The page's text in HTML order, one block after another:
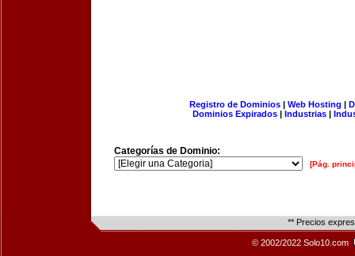
Registro de Dominios| Web Hosting |
Dominios Expirados | Industrias |
Categorías de Dominio:
[Pág.
** Precios
© 2002/2022 Solo10.com